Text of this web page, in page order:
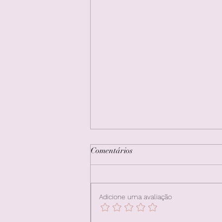
Comentários
Adicione uma avaliação